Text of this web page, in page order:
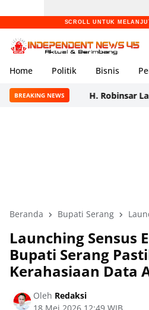
SCROLL UNTUK
Home Politik Bisnis
BREAKING NEWSH. Robinsar Lantik 8
Beranda Bupati Serang
Launching Sensus
Bupati Serang
Kerahasiaan Data
Oleh Redaksi